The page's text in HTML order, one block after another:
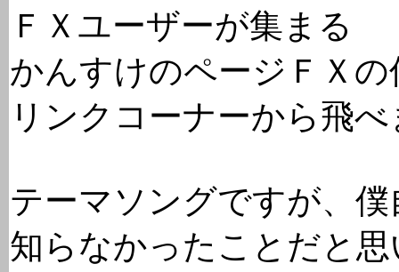
ＦＸユーザーが集まる
かんすけのページＦＸ
リンクコーナーから飛
テーマソングですが、
知らなかったことだと